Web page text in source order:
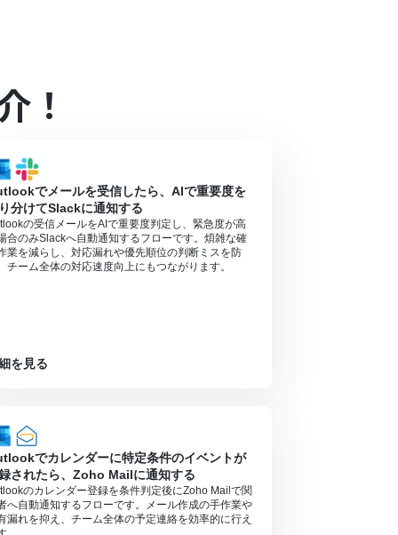
人向けプランに加入していない場合には認証
！
でメールを受信したら、AIで重要度を
分けてSlackに通知する
の受信メールをAIで重要度判定し、緊急度が高
合のみSlackへ自動通知するフローです。煩雑な確
業を減らし、対応漏れや優先順位の判断ミスを防
チーム全体の対応速度向上にもつながります。
を見る
でカレンダーに特定条件のイベントが
されたら、Zoho Mailに通知する
のカレンダー登録を条件判定後にZoho Mailで関
へ自動通知するフローです。メール作成の手作業や
漏れを抑え、チーム全体の予定連絡を効率的に行え